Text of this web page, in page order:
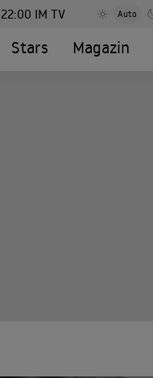
22:00 IM TV Auto
Stars Magazin